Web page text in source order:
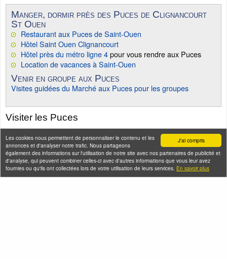
J'ai compris
Les cookies nous permettent de personnaliser le contenu et les
annonces et d'analyser notre trafic. Nous partageons
également des informations sur l'utilisation de notre site avec nos partenaires de publicité et
d'analyse, qui peuvent combiner celles-ci avec d'autres informations que vous leur avez
fournies ou qu'ils ont collectées lors de votre utilisation de leurs services. En savoir plus
Manger, dormir près des Puces de Clignancourt
St Ouen
Restaurant aux Puces de Saint-Ouen
Hôtel Saint Ouen Clignancourt
Hôtel près du métro ligne 4pour vous rendre aux Puces
Location de vacances à Saint-Ouen
Venir en groupe aux Puces
Visites guidées du Marché aux Puces pour les groupes
Visiter les Puces